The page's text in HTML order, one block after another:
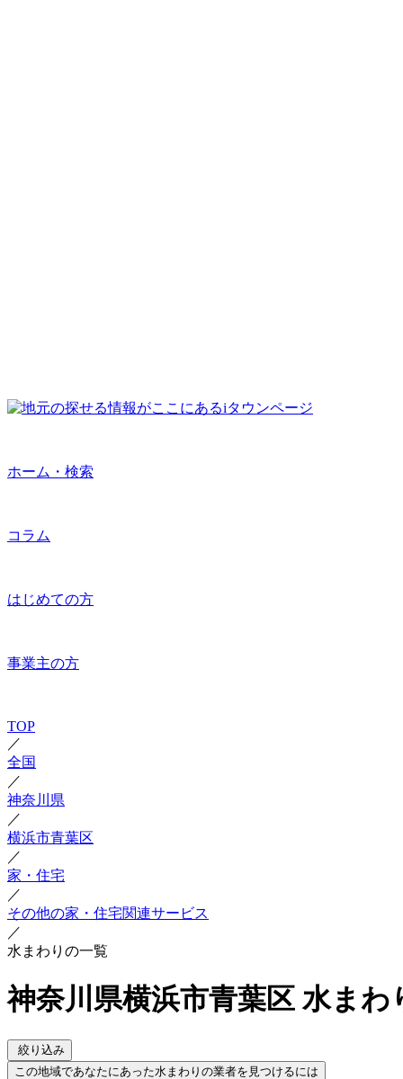
ホーム・検索
コラム
はじめての方
事業主の方
TOP
／
全国
／
神奈川県
／
横浜市青葉区
／
家・住宅
／
その他の家・住宅関連サービス
／
水まわりの一覧
神奈川県横浜市青葉区 水まわ
絞り込み
この地域であなたにあった水まわりの業者を見つけるには